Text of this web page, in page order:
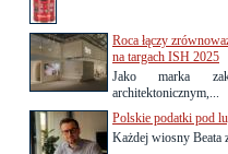
Roca łączy
na targach ISH 2025
Jako marka
architektonicznym,...
Polskie podatki pod
Każdej wiosny Beata